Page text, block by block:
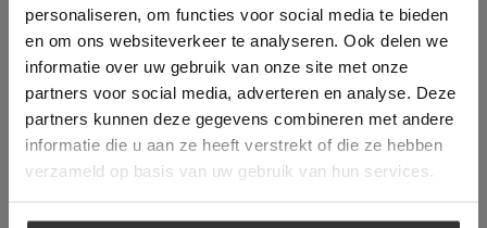
personaliseren, om functies voor social media te bieden
en om ons websiteverkeer te analyseren. Ook delen we
informatie over uw gebruik van onze site met onze
partners voor social media, adverteren en analyse. Deze
partners kunnen deze gegevens combineren met andere
informatie die u aan ze heeft verstrekt of die ze hebben
verzameld op basis van uw gebruik van hun services.
Deze website gebruikt cookies om de
gebruikerservaring te verbeteren. Door
gebruik te maken van onze website geeft u
toestemming voor alle cookies in
overeenstemming met ons cookiebeleid.Lees
verder
ALLES ACCEPTEREN
ALLES AFWIJZEN